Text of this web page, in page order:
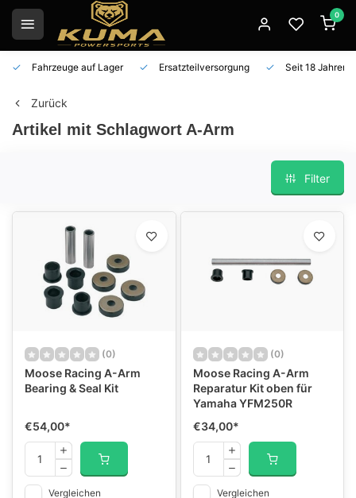
0
Fahrzeuge auf Lager Ersatzteilversorgung Seit 18 Jahren
Zurück
Artikel mit Schlagwort A-Arm
Filter
(0)
Moose Racing A-Arm
Bearing & Seal Kit
€54,00*
Vergleichen
(0)
Moose Racing A-Arm
Reparatur Kit oben für
Yamaha YFM250R
€34,00*
Vergleichen